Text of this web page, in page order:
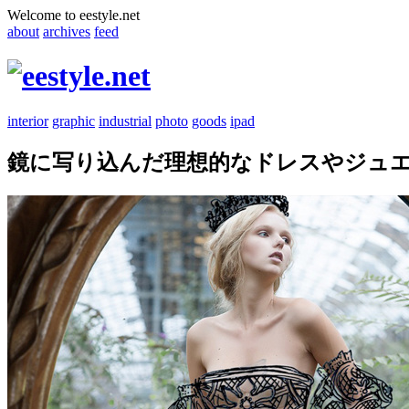
Welcome to eestyle.net
about archives feed
interior graphic industrial photo goods ipad
鏡に写り込んだ理想的なドレスやジュ